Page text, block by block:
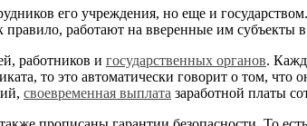
его учреждения, но еще и
правило, работают на вверенные им субъекты в
работников и государственных органов.
то это автоматически говорит о том, что
своевременная выплата заработной платы